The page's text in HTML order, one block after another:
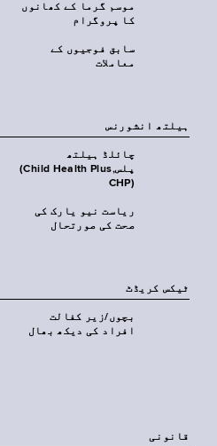
موسم گرما کے کھانوں
کا پروگرام
سابق فوجیوں کے
معاملات
‏ہیلتھ انشورنس
چائلڈ ہیلتھ
پلس‎(Child Health Plus,
CHP)‎
ریاست نیو یارک کی
صحت کی صورتحال
ٹیکس کریڈٹ
بچوں/زیر کفالت
افراد کی دیکھ بھال
قانونی